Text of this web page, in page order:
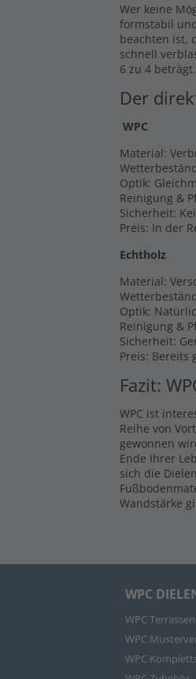
Wer keine
formstabil
beachten ist,
schnell
6 zu 4 beträgt.
Der
WPC
Material:
Optik:
Reinigung &
Sicherheit:
Preis: In der
Echtholz
Material:
Optik:
Reinigung &
Sicherheit:
Preis: Bereits
Fazit:
WPC ist
Reihe von
gewonnen
Ende Ihrer
sich die Dielen
Wandstärke
WPC
WPC
WPC
WPC